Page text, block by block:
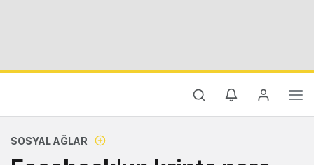
SOSYAL AĞLAR